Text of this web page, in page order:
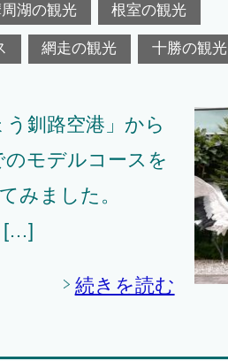
周湖の観光 根室の観光
網走の観光 十勝の観光
釧路空港」から
のモデルコースを
てみました。
[…]
続きを読む